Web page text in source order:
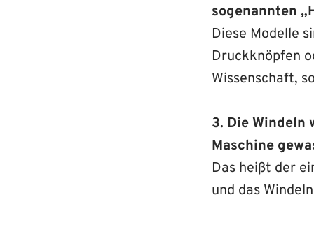
sogenannten
Diese Modelle
Druckknöpfen
Wissenschaft,
3. Die Windeln
Maschine
Das heißt der
und das